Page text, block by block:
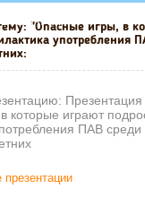
ОНЛАЙН"Опасные игры, в
употребления
которые играют
ПАВ среди
презентации